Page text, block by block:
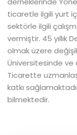
ticaretle ilgili yurt
sektörle ilgili
vermiştir. 45 yıllık
olmak üzere
Üniversitesinde ve
Ticarette
katkı
bilmektedir.